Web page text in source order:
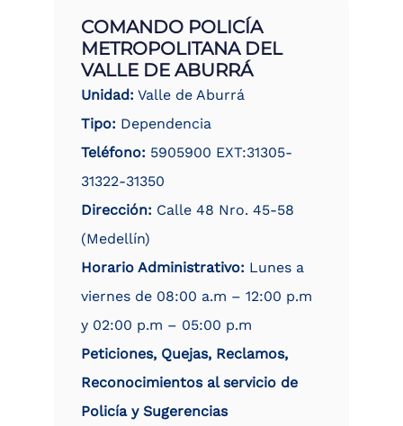
COMANDO POLICÍA
METROPOLITANA DEL
VALLE DE ABURRÁ
Unidad: Valle de Aburrá
Tipo: Dependencia
Teléfono: 5905900 EXT:31305-
31322-31350
Dirección: Calle 48 Nro. 45-58
(Medellín)
Horario Administrativo: Lunes a
viernes de 08:00 a.m – 12:00 p.m
y 02:00 p.m – 05:00 p.m
Peticiones, Quejas, Reclamos,
Reconocimientos al servicio de
Policía y Sugerencias